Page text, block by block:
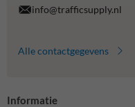
info@trafficsupply.nl
Alle contactgegevens
Informatie